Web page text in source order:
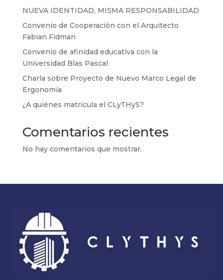
NUEVA IDENTIDAD, MISMA RESPONSABILIDAD
Convenio de Cooperación con el Arquitecto
Fabian Fidman
Convenio de afinidad educativa con la
Universidad Blas Pascal
Charla sobre Proyecto de Nuevo Marco Legal de
Ergonomía
¿A quiénes matricula el CLyTHyS?
Comentarios recientes
No hay comentarios que mostrar.